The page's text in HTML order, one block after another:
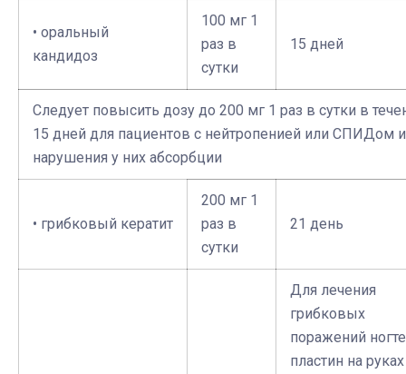
• оральный
кандидоз
100 мг 1
раз в
сутки
15 дней
Следует повысить дозу до 200 мг 1 раз в сутки в
15 дней для пациентов с нейтропенией или СПИДом
нарушения у них абсорбции
• грибковый кератит
200 мг 1
раз в
сутки
21 день
Для лечения
грибковых
поражений
пластин на руках